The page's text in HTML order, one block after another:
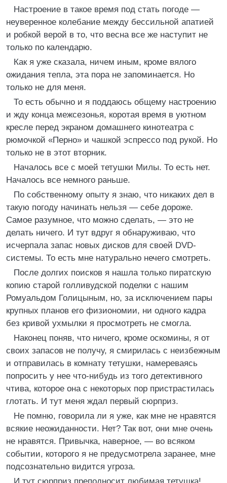
Настроение в такое время под стать погоде —
неуверенное колебание между бессильной апатией
и робкой верой в то, что весна все же наступит не
только по календарю.
Как я уже сказала, ничем иным, кроме вялого
ожидания тепла, эта пора не запоминается. Но
только не для меня.
То есть обычно и я поддаюсь общему настроению
и жду конца межсезонья, коротая время в уютном
кресле перед экраном домашнего кинотеатра с
рюмочкой «Перно» и чашкой эспрессо под рукой. Но
только не в этот вторник.
Началось все с моей тетушки Милы. То есть нет.
Началось все немного раньше.
По собственному опыту я знаю, что никаких дел в
такую погоду начинать нельзя — себе дороже.
Самое разумное, что можно сделать, — это не
делать ничего. И тут вдруг я обнаруживаю, что
исчерпала запас новых дисков для своей DVD-
системы. То есть мне натурально нечего смотреть.
После долгих поисков я нашла только пиратскую
копию старой голливудской поделки с нашим
Ромуальдом Голицыным, но, за исключением пары
крупных планов его физиономии, ни одного кадра
без кривой ухмылки я просмотреть не смогла.
Наконец поняв, что ничего, кроме оскомины, я от
своих запасов не получу, я смирилась с неизбежным
и отправилась в комнату тетушки, намереваясь
попросить у нее что-нибудь из того детективного
чтива, которое она с некоторых пор пристрастилась
глотать. И тут меня ждал первый сюрприз.
Не помню, говорила ли я уже, как мне не нравятся
всякие неожиданности. Нет? Так вот, они мне очень
не нравятся. Привычка, наверное, — во всяком
событии, которого я не предусмотрела заранее, мне
подсознательно видится угроза.